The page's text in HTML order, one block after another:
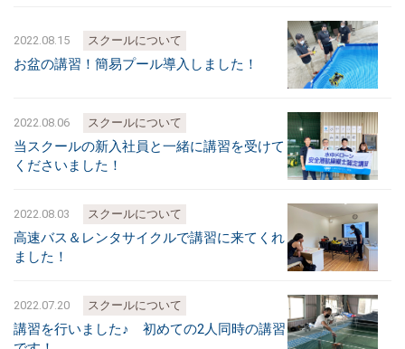
2022.08.15 スクールについて
お盆の講習！簡易プール導入しました！
2022.08.06 スクールについて
当スクールの新入社員と一緒に講習を受けて
くださいました！
2022.08.03 スクールについて
高速バス＆レンタサイクルで講習に来てくれ
ました！
2022.07.20 スクールについて
講習を行いました♪ 初めての2人同時の講習